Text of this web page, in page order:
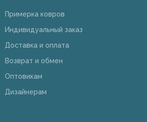
Примерка ковров
Индивидуальный заказ
Доставка и оплата
Возврат и обмен
Оптовикам
Дизайнерам